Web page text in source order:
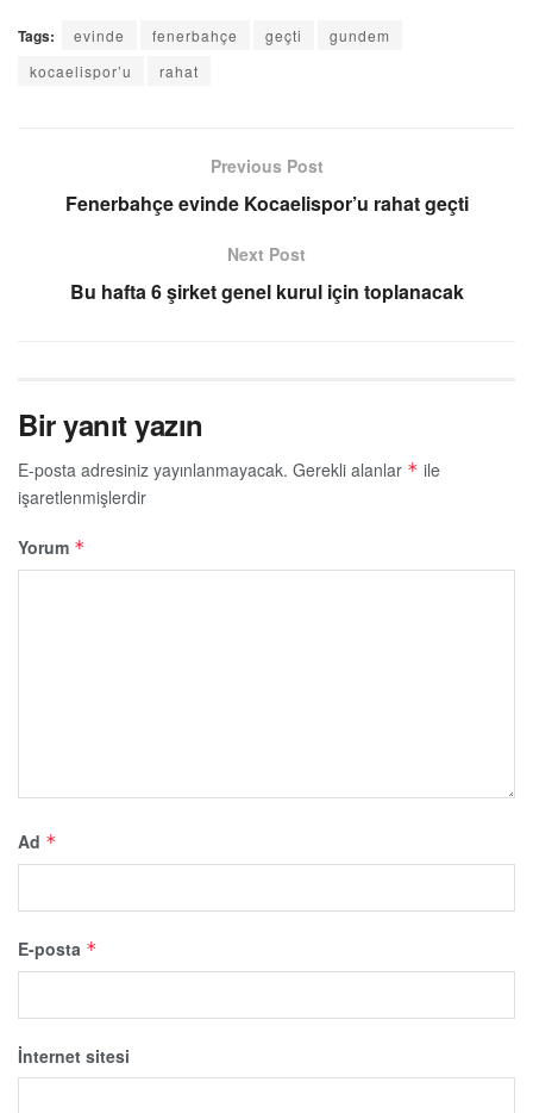
Tags: evinde fenerbahçe geçti
gundem
kocaelispor’u
rahat
Previous Post
Fenerbahçe evinde Kocaelispor’u rahat geçti
Next Post
Bu hafta 6 şirket genel kurul için toplanacak
Bir yanıt yazın
E-posta adresiniz yayınlanmayacak. Gerekli alanlar * ile
işaretlenmişlerdir
Yorum *
Ad *
E-posta *
İnternet sitesi